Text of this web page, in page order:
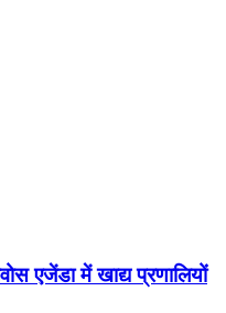
एजेंडा में खाद्य प्रणालियों